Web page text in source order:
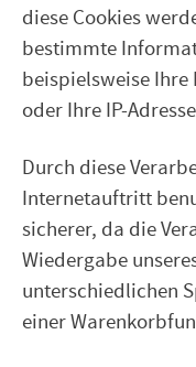
diese Cookies
bestimmte
beispielsweise
oder Ihre IP-
Durch diese
Internetauftritt
sicherer, da die
Wiedergabe
unterschiedlichen
einer